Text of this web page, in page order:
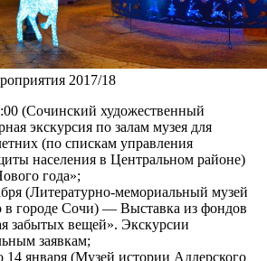
2017/18
(Сочинский художественный
экскурсия по залам музея для
(по спискам управления
населения в Центральном районе)
года»;
(Литературно-мемориальный музей
в городе Сочи) — Выставка из фондов
забытых вещей». Экскурсии
заявкам;
14 января (Музей истории Адлерского